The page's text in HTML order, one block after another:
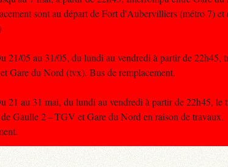
sont au départ de Fort d'Aubervilliers (métro 7)
21/05 au 31/05, du lundi au vendredi à partir de
Gare du Nord (tvx). Bus de remplacement.
21 au 31 mai, du lundi au vendredi à partir de 22h45,
Gaulle 2 – TGV et Gare du Nord en raison de travaux.